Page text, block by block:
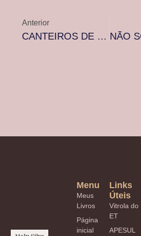
Anterior
CANTEIROS DE GIRASSÓIS…
Links
Úteis
Vitrola do
ET
APESUL
Menu
Meus
Livros
Página
inicial